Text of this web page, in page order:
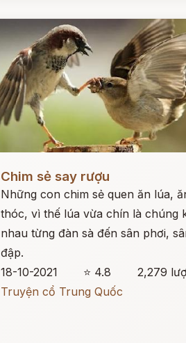
Chim sẻ say rượu
Những con chim sẻ quen ăn lúa,
thóc, vì thế lúa vừa chín là chúng
nhau từng đàn sà đến sân phơi,
đập.
18-10-2021
⭐ 4.8
2,279
Truyện cổ Trung Quốc